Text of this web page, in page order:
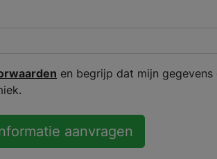
en begrijp dat mijn
aanvragen